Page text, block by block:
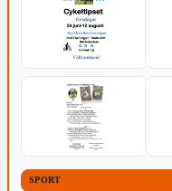
SPORT